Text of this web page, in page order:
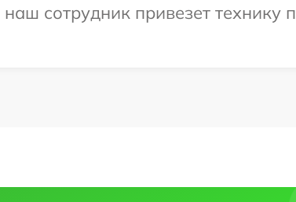
сотрудник привезет технику